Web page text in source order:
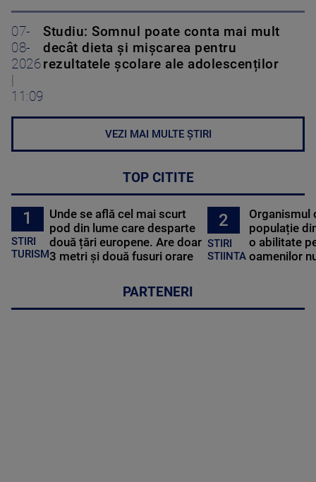
07-
08-
2026
11:09
Studiu: Somnul poate conta mai mult
decât dieta și mișcarea pentru
rezultatele școlare ale adolescenților
VEZI MAI MULTE ȘTIRI
TOP CITITE
1
STIRI
TURISM
Unde se află cel mai scurt
pod din lume care desparte
două țări europene. Are doar
3 metri și două fusuri orare
2
STIRI
STIINTA
Organismul
populație
o abilitate
oamenilor
PARTENERI